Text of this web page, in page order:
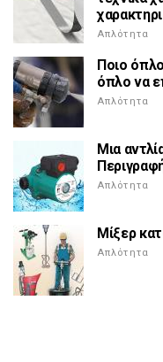
Απλότητα
Ποιο
όπλο να
Απλότητα
Μια
Απλότητα
Μίξερ
Απλότητα